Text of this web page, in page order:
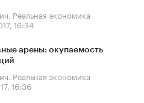
Реальная экономика
16:34
арены: окупаемость
Реальная экономика
16:36